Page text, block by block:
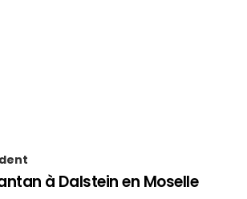
à Dalstein en Moselle